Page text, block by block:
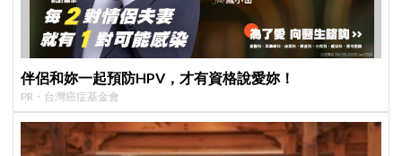
伴侶和妳一起預防HPV，才有資格說愛妳！
PR・台灣癌症基金會